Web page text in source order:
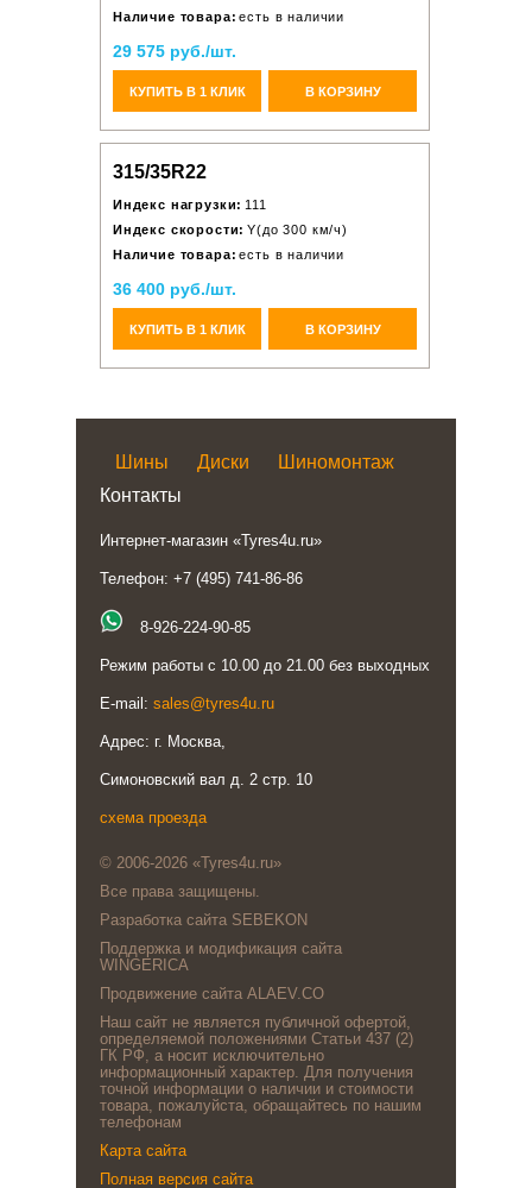
Наличие товара: есть в наличии
29 575 руб./шт.
КУПИТЬ В 1 КЛИК В КОРЗИНУ
315/35R22
Индекс нагрузки: 111
Индекс скорости: Y(до 300 км/ч)
Наличие товара: есть в наличии
36 400 руб./шт.
КУПИТЬ В 1 КЛИК В КОРЗИНУ
Шины Диски
Шиномонтаж
Контакты
Интернет-магазин «Tyres4u.ru»
Телефон: +7 (495) 741-86-86
8-926-224-90-85
Режим работы с 10.00 до 21.00 без выходных
E-mail: sales@tyres4u.ru
Адрес: г. Москва,
Симоновский вал д. 2 стр. 10
схема проезда
© 2006-2026 «Tyres4u.ru»
Все права защищены.
Разработка сайта SEBEKON
Поддержка и модификация сайта
WINGERICA
Продвижение сайта ALAEV.CO
Наш сайт не является публичной офертой,
определяемой положениями Статьи 437 (2)
ГК РФ, а носит исключительно
информационный характер. Для получения
точной информации о наличии и стоимости
товара, пожалуйста, обращайтесь по нашим
телефонам
Карта сайта
Полная версия сайта